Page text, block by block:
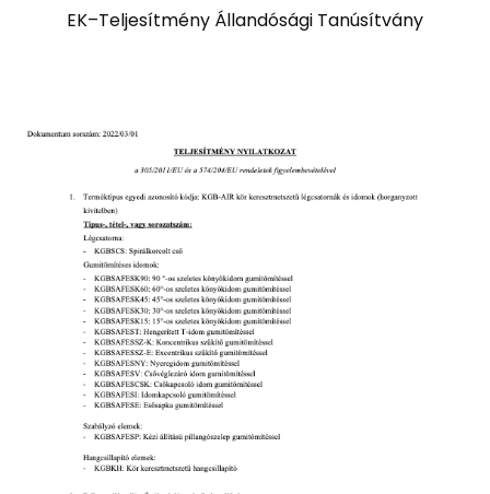
EK–Teljesítmény Állandósági Tanúsítvány